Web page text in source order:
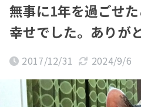
無事に1年を過ごせ
幸せでした。ありが
2017/12/31 2024/9/6